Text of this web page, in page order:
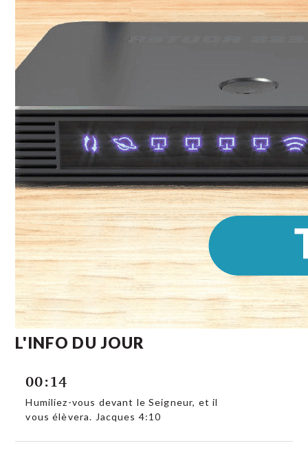
L'INFO DU JOUR
00:14
Humiliez-vous devant le Seigneur, et il
vous élèvera. Jacques 4:10